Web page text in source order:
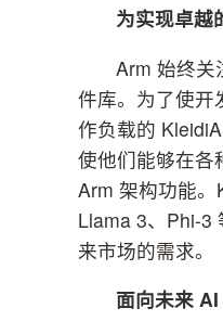
为实现卓越
Arm 始终关
件库。为了使开
作负载的
使他们能够在各
Arm 架构功能
Llama 3、Phi-3
来市场的需求。
面向未来 AI